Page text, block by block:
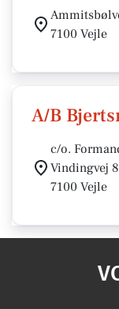
7100 Vejle
A/B
c/o.
Vindingvej
7100 Vejle